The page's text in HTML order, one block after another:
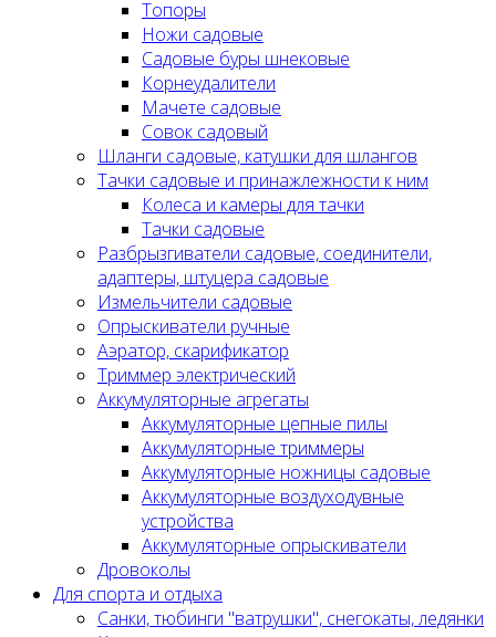
Топоры
Ножи садовые
Садовые буры шнековые
Корнеудалители
Мачете садовые
Совок садовый
Шланги садовые, катушки для шлангов
Тачки садовые и принажлежности к ним
Колеса и камеры для тачки
Тачки садовые
Разбрызгиватели садовые, соединители,
адаптеры, штуцера садовые
Измельчители садовые
Опрыскиватели ручные
Аэратор, скарификатор
Триммер электрический
Аккумуляторные агрегаты
Аккумуляторные цепные пилы
Аккумуляторные триммеры
Аккумуляторные ножницы садовые
Аккумуляторные воздуходувные
устройства
Аккумуляторные опрыскиватели
Дровоколы
Для спорта и отдыха
Санки, тюбинги "ватрушки", снегокаты, ледянки